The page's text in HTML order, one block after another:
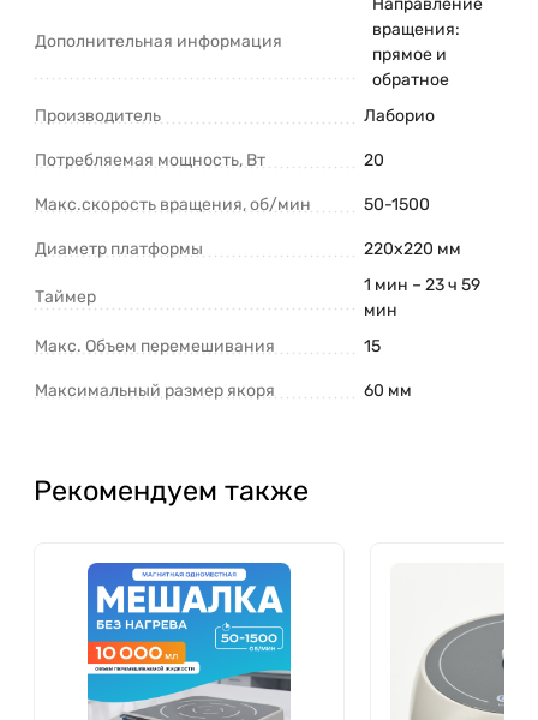
Дополнительная информация
вращения:
прямое и
обратное
Производитель
Лаборио
Потребляемая мощность, Вт 20
Макс.скорость вращения, об/мин 50-1500
Диаметр платформы 220х220 мм
Таймер
1 мин – 23 ч 59
мин
Макс. Объем перемешивания
15
Максимальный размер якоря 60 мм
Рекомендуем также